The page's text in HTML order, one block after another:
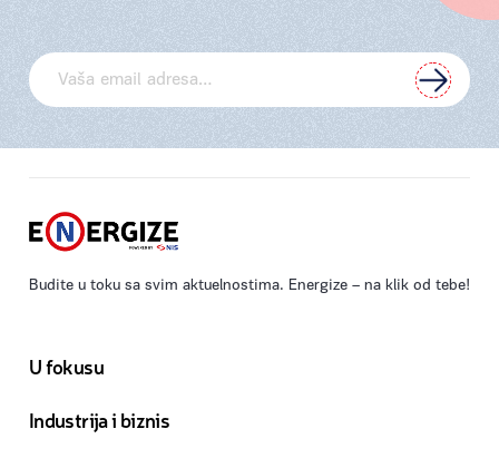
Budite u toku sa svim aktuelnostima. Energize – na klik od tebe!
U fokusu
Industrija i biznis